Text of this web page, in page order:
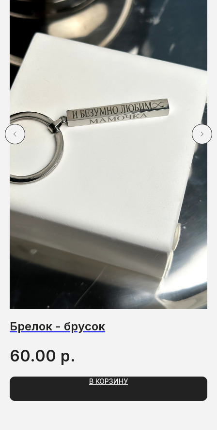
Брелок - брусок
60.00 р.
В КОРЗИНУ